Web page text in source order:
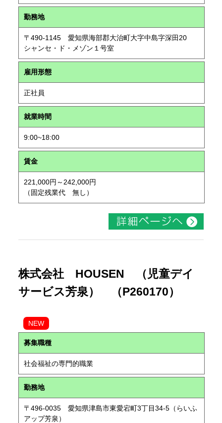
勤務地
〒490-1145 愛知県海部郡大治町大字中島字深田20
シャンセ・ド・メゾン１号室
雇用形態
正社員
就業時間
9:00~18:00
賃金
221,000円～242,000円
（固定残業代 無し）
株式会社 HOUSEN （児童デイ
サービス芳泉） （P260170）
NEW
募集職種
社会福祉の専門的職業
勤務地
〒496-0035 愛知県津島市東愛宕町3丁目34-5（らいふ
アップ芳泉）